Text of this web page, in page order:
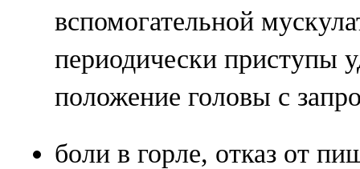
вспомогательной
периодически приступы
положение головы с
боли в горле, отказ от